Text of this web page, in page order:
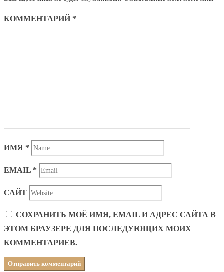
КОММЕНТАРИЙ *
ИМЯ *
EMAIL *
САЙТ
СОХРАНИТЬ МОЁ ИМЯ, EMAIL И АДРЕС САЙТА В
ЭТОМ БРАУЗЕРЕ ДЛЯ ПОСЛЕДУЮЩИХ МОИХ
КОММЕНТАРИЕВ.